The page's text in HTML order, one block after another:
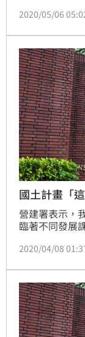
畫」及「國土
草案送內政部
功能分區，並
2020/05/06
國土計畫「
營建署表示，
臨著不同發展
地區環境。依
部營建署城鄉
(市)國土計畫
直轄市、縣(市
2020/04/08